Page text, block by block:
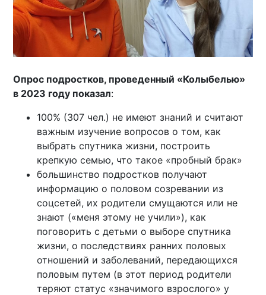
Опрос подростков, проведенный «Колыбелью»
в 2023 году показал:
100% (307 чел.) не имеют знаний и считают
важным изучение вопросов о том, как
выбрать спутника жизни, построить
крепкую семью, что такое «пробный брак»
большинство подростков получают
информацию о половом созревании из
соцсетей, их родители смущаются или не
знают («меня этому не учили»), как
поговорить с детьми о выборе спутника
жизни, о последствиях ранних половых
отношений и заболеваний, передающихся
половым путем (в этот период родители
теряют статус «значимого взрослого» у